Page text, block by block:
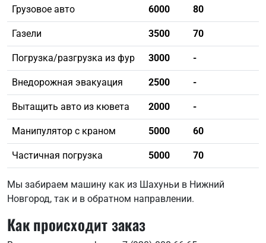
Грузовое авто 6000 80
Газели 3500 70
Погрузка/разгрузка из фур 3000 -
Внедорожная эвакуация 2500 -
Вытащить авто из кювета 2000 -
Манипулятор с краном 5000 60
Частичная погрузка 5000 70
Мы забираем машину как из Шахуньи в Нижний
Новгород, так и в обратном направлении.
Как происходит заказ